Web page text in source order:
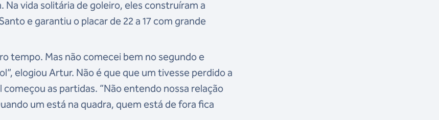
vida solitária de goleiro, eles construíram a
e garantiu o placar de 22 a 17 com grande
tempo. Mas não comecei bem no segundo e
elogiou Artur. Não é que que um tivesse perdido a
as partidas. “Não entendo nossa relação
um está na quadra, quem está de fora fica